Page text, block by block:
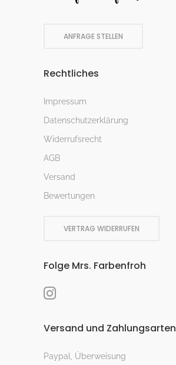
ANFRAGE STELLEN
Rechtliches
Impressum
Datenschutzerklärung
Widerrufsrecht
AGB
Versand
Bewertungen
VERTRAG WIDERRUFEN
Folge Mrs. Farbenfroh
Versand und Zahlungsarten
Paypal, Überweisung